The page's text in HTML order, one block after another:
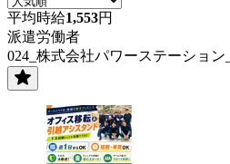
平均時給1,553円
派遣労働者
024_株式会社パワーステーション